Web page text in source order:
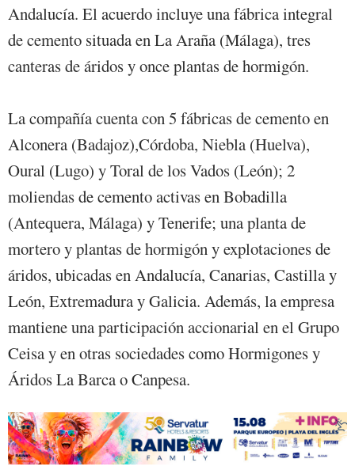
Andalucía. El acuerdo incluye una fábrica integral
de cemento situada en La Araña (Málaga), tres
canteras de áridos y once plantas de hormigón.
La compañía cuenta con 5 fábricas de cemento en
Alconera (Badajoz),Córdoba, Niebla (Huelva),
Oural (Lugo) y Toral de los Vados (León); 2
moliendas de cemento activas en Bobadilla
(Antequera, Málaga) y Tenerife; una planta de
mortero y plantas de hormigón y explotaciones de
áridos, ubicadas en Andalucía, Canarias, Castilla y
León, Extremadura y Galicia. Además, la empresa
mantiene una participación accionarial en el Grupo
Ceisa y en otras sociedades como Hormigones y
Áridos La Barca o Canpesa.